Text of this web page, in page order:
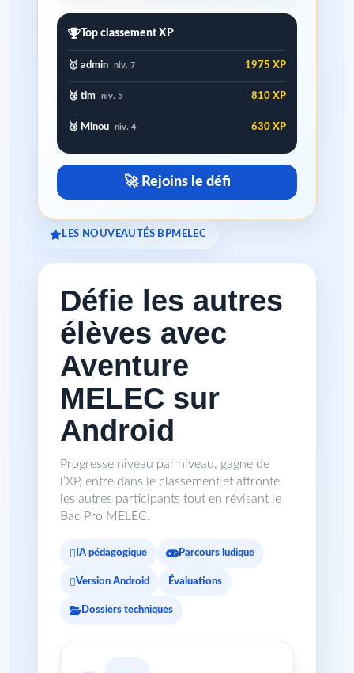
Top classement XP
🥇 admin niv. 7 1975 XP
🥈 tim niv. 5 810 XP
🥉 Minou niv. 4 630 XP
🚀 Rejoins le défi
LES NOUVEAUTÉS BPMELEC
Défie les autres
élèves avec
Aventure
MELEC sur
Android
Progresse niveau par niveau, gagne de
l’XP, entre dans le classement et affronte
les autres participants tout en révisant le
Bac Pro MELEC.
IA pédagogique Parcours ludique
Version Android Évaluations
Dossiers techniques